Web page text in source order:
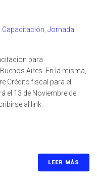
Capacitación Jornada
para
Aires. En la misma,
Crédito fiscal para el
el 13 de Noviembre de
al link:
LEER MÁS